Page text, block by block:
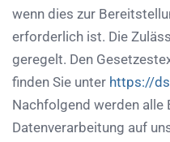
wenn dies zur
erforderlich ist. Die
geregelt. Den
finden Sie unter https://
Nachfolgend werden alle
Datenverarbeitung auf